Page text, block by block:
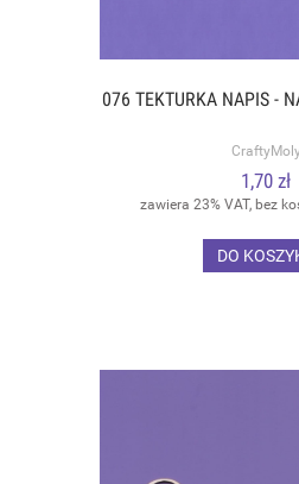
076 TEKTURKA NAPIS -
1,70 zł
zawiera 23% VAT, bez
DO